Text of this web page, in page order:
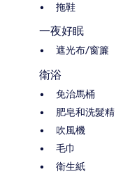
拖鞋
一夜好眠
遮光布/窗簾
衛浴
免治馬桶
肥皂和洗髮精
吹風機
毛巾
衛生紙